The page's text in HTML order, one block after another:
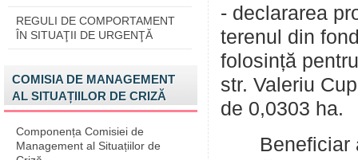
REGULI DE COMPORTAMENT
ÎN SITUAŢII DE URGENŢĂ
COMISIA DE MANAGEMENT
AL SITUAȚIILOR DE CRIZĂ
Componența Comisiei de
Management al Situațiilor de
- declararea
terenul din
folosință
str. Valeriu
de 0,0303 ha.
Beneficiar ai